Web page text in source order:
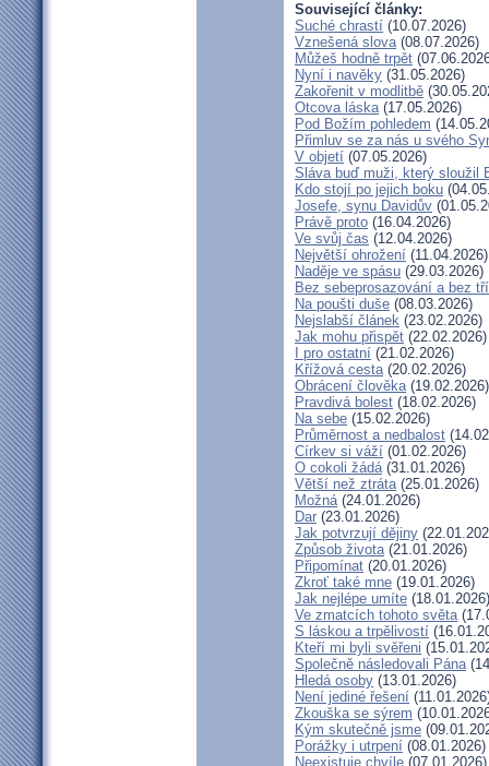
Související články:
Suché chrastí (10.07.2026)
Vznešená slova(08.07.2026)
Můžeš hodně trpět
Nyní i navěky (31.05.2026)
Zakořenit v modlitbě
Otcova láska(17.05.2026)
Pod Božím pohledem
Přimluv se za nás u svého
V objetí (07.05.2026)
Sláva buď muži, který sloužil
Kdo stojí po jejich boku
Josefe, synu Davidův
Právě proto (16.04.2026)
Ve svůj čas (12.04.2026)
Největší ohrožení (11.04.2026)
Naděje ve spásu (29.03.2026)
Bez sebeprosazování a bez
Na poušti duše (08.03.2026)
Nejslabší článek (23.02.2026)
Jak mohu přispět (22.02.2026)
I pro ostatní (21.02.2026)
Křížová cesta(20.02.2026)
Obrácení člověka(19.02.2026)
Pravdivá bolest (18.02.2026)
Na sebe (15.02.2026)
Průměrnost a nedbalost
Církev si váží (01.02.2026)
O cokoli žádá(31.01.2026)
Větší než ztráta(25.01.2026)
Možná(24.01.2026)
Dar (23.01.2026)
Jak potvrzují dějiny
Způsob života(21.01.2026)
Připomínat (20.01.2026)
Zkroť také mne (19.01.2026)
Jak nejlépe umíte (18.01.2026)
Ve zmatcích tohoto světa
S láskou a trpělivostí
Kteří mi byli svěřeni
Společně následovali Pána
Hledá osoby (13.01.2026)
Není jediné řešení
Zkouška se sýrem
Kým skutečně jsme
Porážky i utrpení (08.01.2026)
Neexistuje chvíle (07.01.2026)